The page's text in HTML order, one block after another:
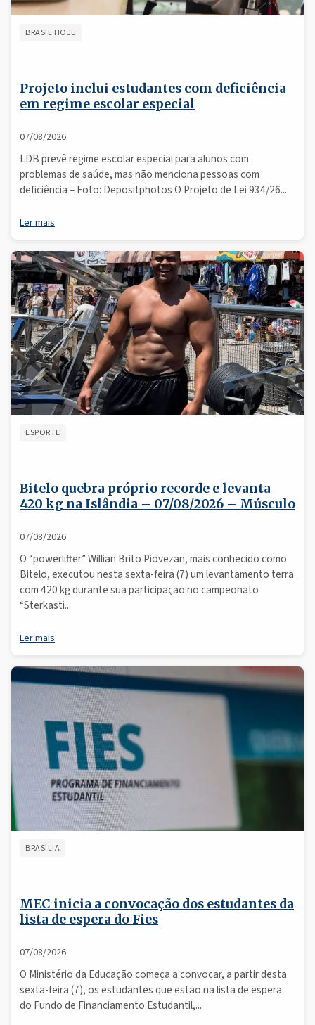
BRASIL HOJE
Projeto inclui estudantes com deficiência
em regime escolar especial
07/08/2026
LDB prevê regime escolar especial para alunos com
problemas de saúde, mas não menciona pessoas com
deficiência – Foto: Depositphotos O Projeto de Lei 934/26...
Ler mais
ESPORTE
Bitelo quebra próprio recorde e levanta
420 kg na Islândia – 07/08/2026 – Músculo
07/08/2026
O “powerlifter” Willian Brito Piovezan, mais conhecido como
Bitelo, executou nesta sexta-feira (7) um levantamento terra
com 420 kg durante sua participação no campeonato
“Sterkasti...
Ler mais
BRASÍLIA
MEC inicia a convocação dos estudantes da
lista de espera do Fies
07/08/2026
O Ministério da Educação começa a convocar, a partir desta
sexta-feira (7), os estudantes que estão na lista de espera
do Fundo de Financiamento Estudantil,...